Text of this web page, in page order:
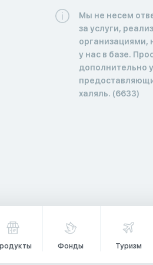
Мы не несем
за услуги,
организациями,
у нас в базе.
дополнительно
халяль. (6633)
Фонды Туризм